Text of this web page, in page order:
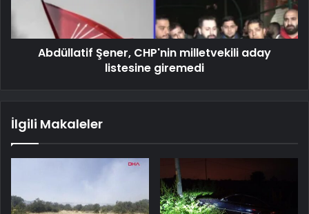
Abdüllatif Şener, CHP'nin milletvekili aday
listesine giremedi
İlgili Makaleler